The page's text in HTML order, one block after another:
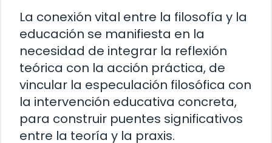
La conexión vital entre la filosofía y la
educación se manifiesta en la
necesidad de integrar la reflexión
teórica con la acción práctica, de
vincular la especulación filosófica con
la intervención educativa concreta,
para construir puentes significativos
entre la teoría y la praxis.